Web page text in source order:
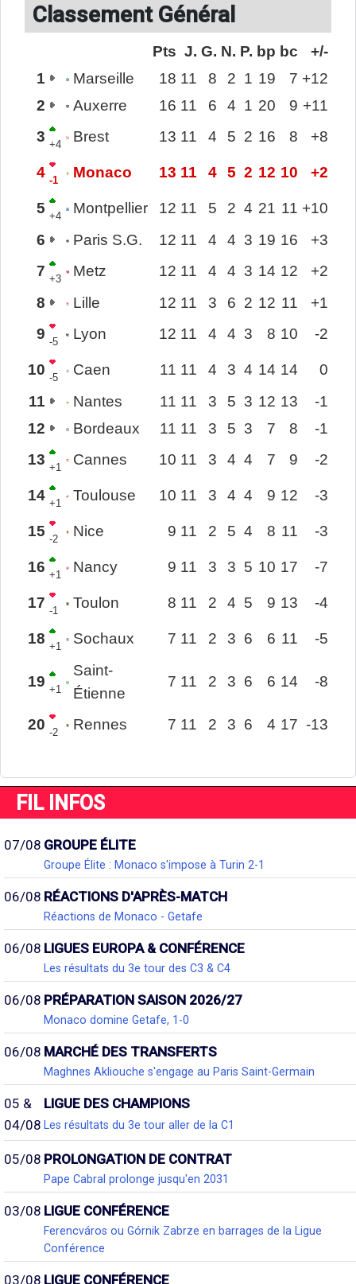
Classement Général
Pts J. G. N. P. bp bc
+/-
1
Marseille 18 11 8 2 1 19 7 +12
2
Auxerre 16 11 6 4 1 20 9 +11
3 +4 Brest 13 11 4 5 2 16 8 +8
4 -1 Monaco 13 11 4 5 2 12 10 +2
5 +4 Montpellier 12 11 5 2 4 21 11 +10
6
Paris S.G. 12 11 4 4 3 19 16
+3
7 +3 Metz 12 11 4 4 3 14 12
+2
8
Lille 12 11 3 6 2 12 11
+1
9 -5 Lyon 12 11 4 4 3 8 10 -2
10 -5 Caen 11 11 4 3 4 14 14
0
11
Nantes 11 11 3 5 3 12 13
-1
12
Bordeaux 11 11 3 5 3 7 8
-1
13 +1 Cannes 10 11 3 4 4 7 9 -2
14 +1 Toulouse 10 11 3 4 4 9 12 -3
15 -2 Nice 9 11 2 5 4 8 11 -3
16 +1 Nancy 9 11 3 3 5 10 17 -7
17 -1 Toulon 8 11 2 4 5 9 13 -4
18 +1 Sochaux 7 11 2 3 6 6 11 -5
19 +1
Saint-
Étienne
7 11 2 3 6 6 14 -8
20 -2 Rennes 7 11 2 3 6 4 17 -13
FIL INFOS
07/08 GROUPE ÉLITE
Groupe Élite : Monaco s'impose à Turin 2-1
06/08 RÉACTIONS D'APRÈS-MATCH
Réactions de Monaco - Getafe
06/08 LIGUES EUROPA & CONFÉRENCE
Les résultats du 3e tour des C3 & C4
06/08 PRÉPARATION SAISON 2026/27
Monaco domine Getafe, 1-0
06/08 MARCHÉ DES TRANSFERTS
Maghnes Akliouche s'engage au Paris Saint-Germain
05 &
04/08
LIGUE DES CHAMPIONS
Les résultats du 3e tour aller de la C1
05/08 PROLONGATION DE CONTRAT
Pape Cabral prolonge jusqu'en 2031
03/08 LIGUE CONFÉRENCE
Ferencváros ou Górnik Zabrze en barrages de la Ligue
Conférence
03/08 LIGUE CONFÉRENCE